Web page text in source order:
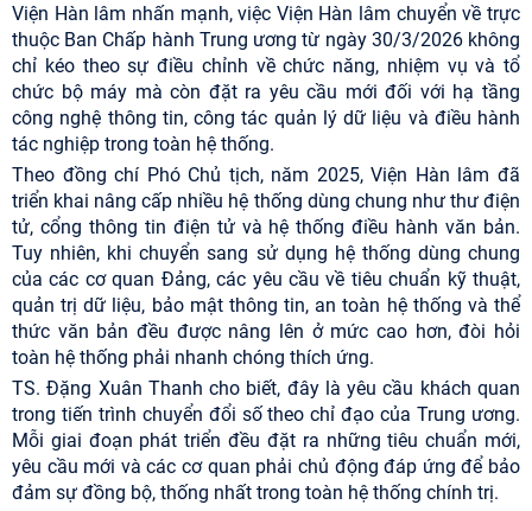
Viện Hàn lâm nhấn mạnh, việc Viện Hàn lâm chuyển về trực
thuộc Ban Chấp hành Trung ương từ ngày 30/3/2026 không
chỉ kéo theo sự điều chỉnh về chức năng, nhiệm vụ và tổ
chức bộ máy mà còn đặt ra yêu cầu mới đối với hạ tầng
công nghệ thông tin, công tác quản lý dữ liệu và điều hành
tác nghiệp trong toàn hệ thống.
Theo đồng chí Phó Chủ tịch, năm 2025, Viện Hàn lâm đã
triển khai nâng cấp nhiều hệ thống dùng chung như thư điện
tử, cổng thông tin điện tử và hệ thống điều hành văn bản.
Tuy nhiên, khi chuyển sang sử dụng hệ thống dùng chung
của các cơ quan Đảng, các yêu cầu về tiêu chuẩn kỹ thuật,
quản trị dữ liệu, bảo mật thông tin, an toàn hệ thống và thể
thức văn bản đều được nâng lên ở mức cao hơn, đòi hỏi
toàn hệ thống phải nhanh chóng thích ứng.
TS. Đặng Xuân Thanh cho biết, đây là yêu cầu khách quan
trong tiến trình chuyển đổi số theo chỉ đạo của Trung ương.
Mỗi giai đoạn phát triển đều đặt ra những tiêu chuẩn mới,
yêu cầu mới và các cơ quan phải chủ động đáp ứng để bảo
đảm sự đồng bộ, thống nhất trong toàn hệ thống chính trị.